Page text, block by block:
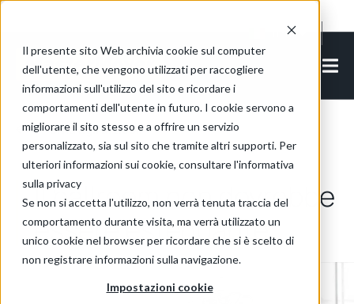
Il presente sito Web archivia cookie sul computer
dell'utente, che vengono utilizzati per raccogliere
informazioni sull'utilizzo del sito e ricordare i
comportamenti dell'utente in futuro. I cookie servono a
migliorare il sito stesso e a offrire un servizio
personalizzato, sia sul sito che tramite altri supporti. Per
ulteriori informazioni sui cookie, consultare l'informativa
sulla privacy
Se non si accetta l'utilizzo, non verrà tenuta traccia del
comportamento durante visita, ma verrà utilizzato un
unico cookie nel browser per ricordare che si è scelto di
non registrare informazioni sulla navigazione.
Impostazioni cookie
IT-IT
Torna agli articoli
Il ballroom non dovrebbe
essere estenuante